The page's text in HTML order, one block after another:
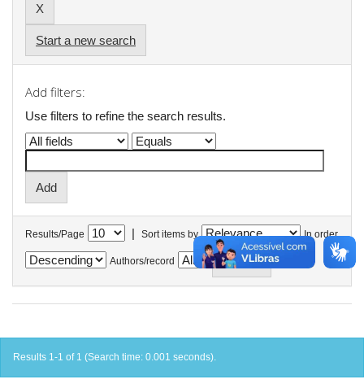
Start a new search
Add filters:
Use filters to refine the search results.
Results/Page | Sort items by In order
Authors/record
Results 1-1 of 1 (Search time: 0.001 seconds).